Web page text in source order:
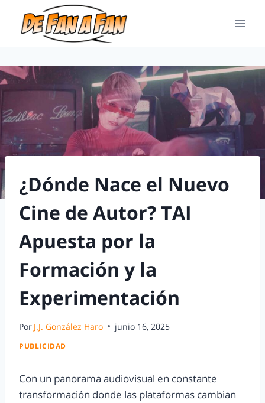
¿Dónde Nace el Nuevo
Cine de Autor? TAI
Apuesta por la
Formación y la
Experimentación
Por J.J. González Haro junio 16, 2025
PUBLICIDAD
Con un panorama audiovisual en constante
transformación donde las plataformas cambian